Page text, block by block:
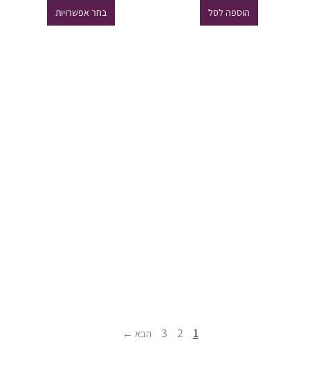
היה:
₪180.00.
הוספה לסל בחר אפשרויות
1
2
3